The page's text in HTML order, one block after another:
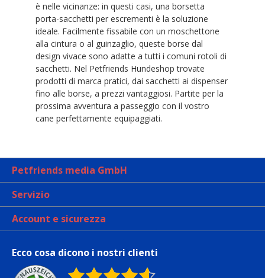
è nelle vicinanze: in questi casi, una borsetta
porta-sacchetti per escrementi è la soluzione
ideale. Facilmente fissabile con un moschettone
alla cintura o al guinzaglio, queste borse dal
design vivace sono adatte a tutti i comuni rotoli di
sacchetti. Nel Petfriends Hundeshop trovate
prodotti di marca pratici, dai sacchetti ai dispenser
fino alle borse, a prezzi vantaggiosi. Partite per la
prossima avventura a passeggio con il vostro
cane perfettamente equipaggiati.
Petfriends media GmbH
Servizio
Account e sicurezza
Ecco cosa dicono i nostri clienti